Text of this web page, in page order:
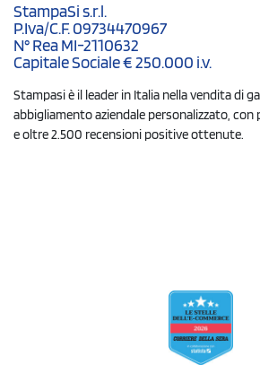
StampaSi s.r.l.
P.Iva/C.F. 09734470967
N° Rea MI-2110632
Capitale Sociale € 250.000 i.v.
Stampasi è il leader in Italia nella vendita di
abbigliamento aziendale personalizzato,
e oltre 2.500 recensioni positive ottenute.